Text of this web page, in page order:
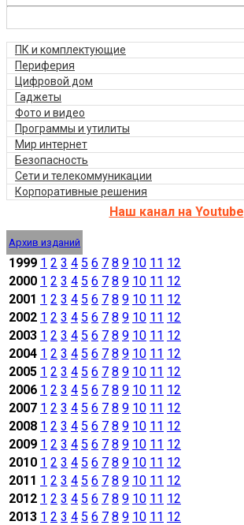
ПК и комплектующие
Периферия
Цифровой дом
Гаджеты
Фото и видео
Программы и утилиты
Мир интернет
Безопасность
Сети и телекоммуникации
Корпоративные решения
Наш канал на Youtube
Архив изданий
1999 1 2 3 4 5 6 7 8 9 10 11 12
2000 1 2 3 4 5 6 7 8 9 10 11 12
2001 1 2 3 4 5 6 7 8 9 10 11 12
2002 1 2 3 4 5 6 7 8 9 10 11 12
2003 1 2 3 4 5 6 7 8 9 10 11 12
2004 1 2 3 4 5 6 7 8 9 10 11 12
2005 1 2 3 4 5 6 7 8 9 10 11 12
2006 1 2 3 4 5 6 7 8 9 10 11 12
2007 1 2 3 4 5 6 7 8 9 10 11 12
2008 1 2 3 4 5 6 7 8 9 10 11 12
2009 1 2 3 4 5 6 7 8 9 10 11 12
2010 1 2 3 4 5 6 7 8 9 10 11 12
2011 1 2 3 4 5 6 7 8 9 10 11 12
2012 1 2 3 4 5 6 7 8 9 10 11 12
2013 1 2 3 4 5 6 7 8 9 10 11 12